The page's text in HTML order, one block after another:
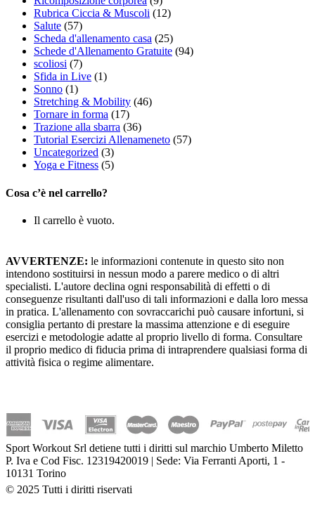
Rubrica Ciccia & Muscoli (12)
Salute (57)
Scheda d'allenamento casa (25)
Schede d'Allenamento Gratuite (94)
scoliosi (7)
Sfida in Live (1)
Sonno (1)
Stretching & Mobility (46)
Tornare in forma (17)
Trazione alla sbarra (36)
Tutorial Esercizi Allenameneto (57)
Uncategorized (3)
Yoga e Fitness (5)
Cosa c’è nel carrello?
Il carrello è vuoto.
AVVERTENZE: le informazioni contenute in questo sito non
intendono sostituirsi in nessun modo a parere medico o di altri
specialisti. L'autore declina ogni responsabilità di effetti o di
conseguenze risultanti dall'uso di tali informazioni e dalla loro messa
in pratica. L'allenamento con sovraccarichi può causare infortuni, si
consiglia pertanto di prestare la massima attenzione e di eseguire
esercizi e metodologie adatte al proprio livello di forma. Consultare
il proprio medico di fiducia prima di intraprendere qualsiasi forma di
attività fisica o regime alimentare.
Sport Workout Srl detiene tutti i diritti sul marchio Umberto Miletto
P. Iva e Cod Fisc. 12319420019 | Sede: Via Ferranti Aporti, 1 -
10131 Torino
© 2025 Tutti i diritti riservati